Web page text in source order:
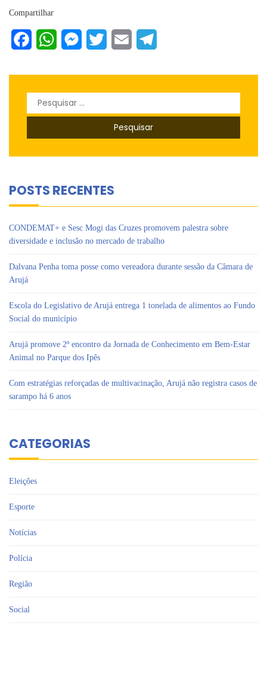
Compartilhar
FacebookWhatsAppMessenger
Twitter Email
Pesquisar
POSTS RECENTES
CONDEMAT+ e Sesc Mogi das Cruzes promovem palestra sobre
diversidade e inclusão no mercado de trabalho
Dalvana Penha toma posse como vereadora durante sessão da Câmara de
Arujá
Escola do Legislativo de Arujá entrega 1 tonelada de alimentos ao Fundo
Social do município
Arujá promove 2º encontro da Jornada de Conhecimento em Bem-Estar
Animal no Parque dos Ipês
Com estratégias reforçadas de multivacinação, Arujá não registra casos de
sarampo há 6 anos
CATEGORIAS
Eleições
Esporte
Notícias
Polícia
Região
Social